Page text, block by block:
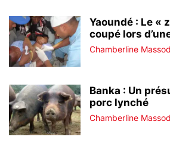
Yaoundé : Le «
coupé lors
Chamberline
Banka : Un
porc lynché
Chamberline